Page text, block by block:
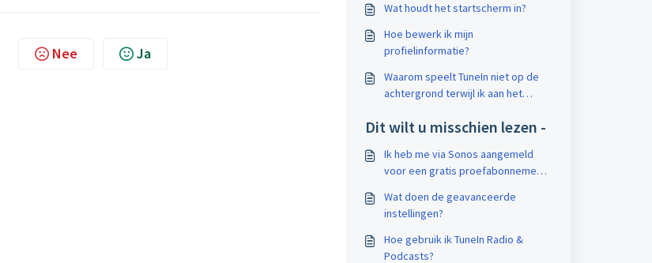
Nee Ja
Wat houdt het startscherm in?
Hoe bewerk ik mijn
profielinformatie?
Waarom speelt TuneIn niet op de
achtergrond terwijl ik aan het
Dit wilt u misschien lezen -
Ik heb me via Sonos aangemeld
voor een gratis proefabonnement,
abonnement stop te zetten. Hoe
kan ik me uitschrijven?
Wat doen de geavanceerde
instellingen?
Hoe gebruik ik TuneIn Radio &
Podcasts?